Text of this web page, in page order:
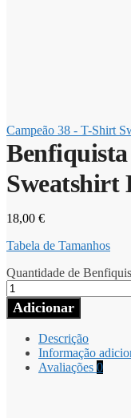
Campeão 38 - T-Shirt
Sweatshirt
18,00 €
Tabela de Tamanhos
Quantidade de
Adicionar
Descrição
Informação
Avaliações 0